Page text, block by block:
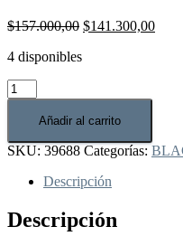
$157.000,00 El
$141.300,00El
4 disponibles
Combo
Amoladora
820W
Taladro
&
Añadir al carrito
SKU: 39688 Categorías:
Descripción
Descripción